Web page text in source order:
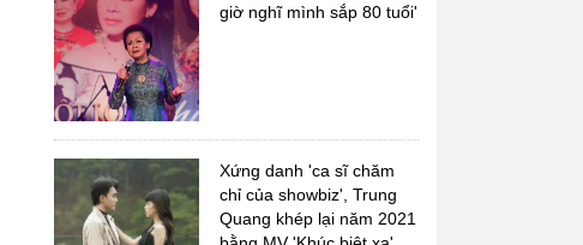
giờ nghĩ mình sắp 80 tuổi'
Xứng danh 'ca sĩ chăm
chỉ của showbiz', Trung
Quang khép lại năm 2021